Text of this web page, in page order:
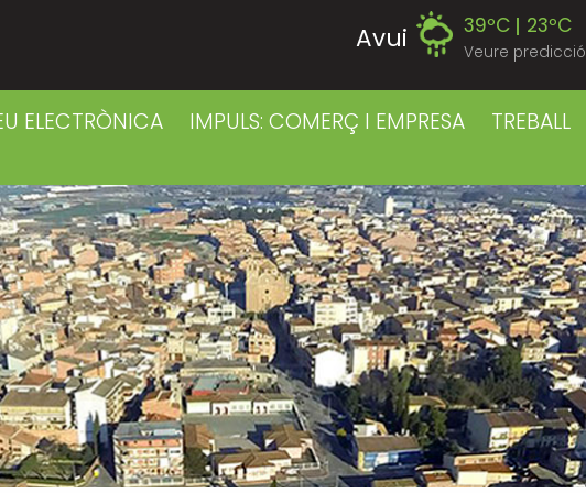
Avui 39ºC 23ºC
Veure predicció
Diumenge 39ºC 22ºC
Dimarts 39ºC 22ºC
Dimecres 41ºC 23ºC
Dijous 42ºC 22ºC
Divendres 40ºC 23ºC
ELECTRÒNICA IMPULS: COMERÇ I EMPRESA TREBALL